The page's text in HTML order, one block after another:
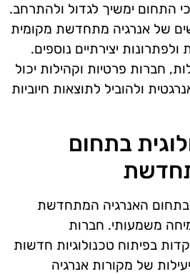
התחום ימשיך לגדול ולהתרחב.
של אנרגיה מתחדשת מקומית
יצירתיים נוספים.
חברות פרטיות וקהילות יכול
ולהוביל לתוצאות חיוביות
בתחום
בתחום האנרגיה המתחדשת
משמעותי. חברות
בפיתוח טכנולוגיות חדשות
של מקורות אנרגיה